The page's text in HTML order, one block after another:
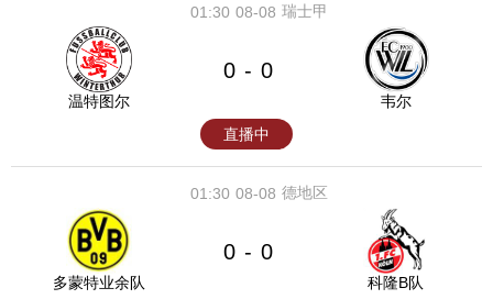
08-08
01:30 瑞士甲
温特图尔
0 - 0
韦尔
直播中
08-08
01:30 德地区
多蒙特业余队
0 - 0
科隆B队